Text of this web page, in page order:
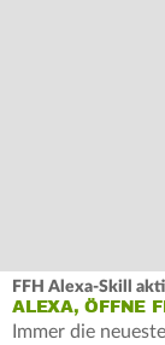
FFH Alexa-Skill
ALEXA, ÖFFNE
Immer die